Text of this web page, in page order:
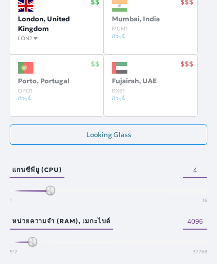
London, United
Kingdom
LON2
Mumbai, India
MUM1
เร็วๆ นี้
Porto, Portugal
OPO1
เร็วๆ นี้
Fujairah, UAE
DXB1
เร็วๆ นี้
Looking Glass
แกนซีพียู (CPU)
1 16
หน่วยความจำ (RAM), เมกะไบต์
512 32768